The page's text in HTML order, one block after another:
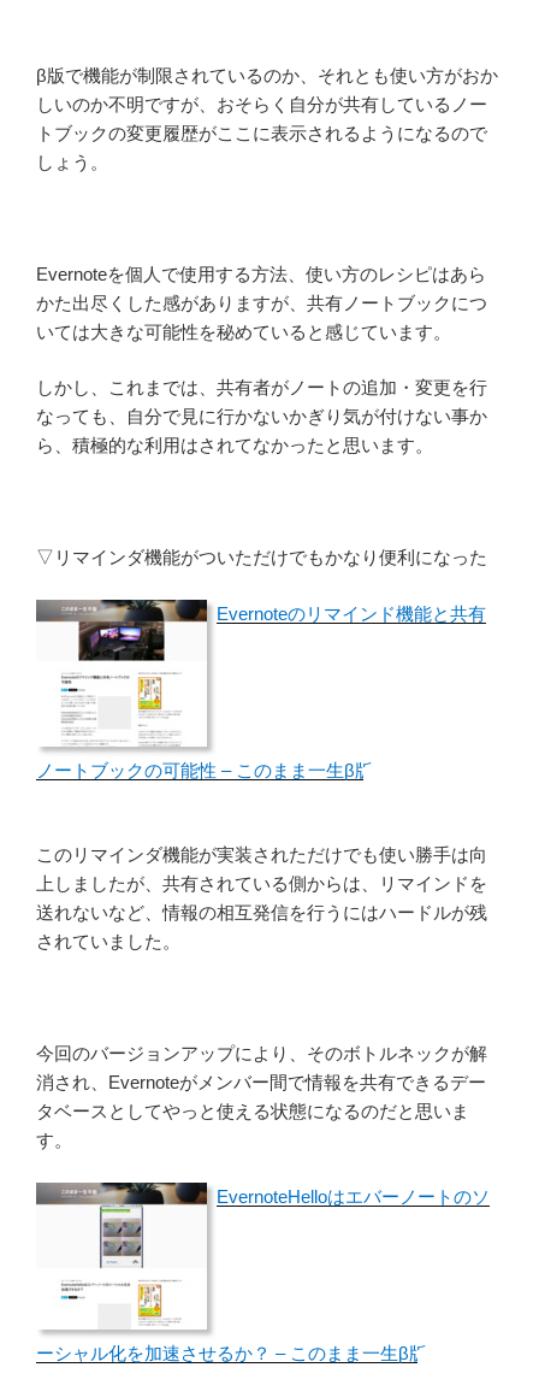
β版で機能が制限されているのか、それとも使い方がおか
しいのか不明ですが、おそらく自分が共有しているノー
トブックの変更履歴がここに表示されるようになるので
しょう。
Evernoteを個人で使用する方法、使い方のレシピはあら
かた出尽くした感がありますが、共有ノートブックにつ
いては大きな可能性を秘めていると感じています。
しかし、これまでは、共有者がノートの追加・変更を行
なっても、自分で見に行かないかぎり気が付けない事か
ら、積極的な利用はされてなかったと思います。
▽リマインダ機能がついただけでもかなり便利になった
Evernoteのリマインド機能と共有
ノートブックの可能性 – このまま一生β版
このリマインダ機能が実装されただけでも使い勝手は向
上しましたが、共有されている側からは、リマインドを
送れないなど、情報の相互発信を行うにはハードルが残
されていました。
今回のバージョンアップにより、そのボトルネックが解
消され、Evernoteがメンバー間で情報を共有できるデー
タベースとしてやっと使える状態になるのだと思いま
す。
EvernoteHelloはエバーノートのソ
ーシャル化を加速させるか？ – このまま一生β版